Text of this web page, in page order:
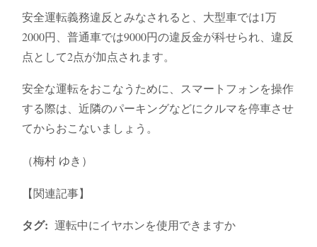
安全運転義務違反とみなされると、大型車では1万
2000円、普通車では9000円の違反金が科せられ、違反
点として2点が加点されます。
安全な運転をおこなうために、スマートフォンを操作
する際は、近隣のパーキングなどにクルマを停車させ
てからおこないましょう。
（梅村 ゆき）
【関連記事】
タグ: 運転中にイヤホンを使用できますか